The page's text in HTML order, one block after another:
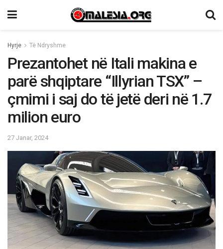
Hyrje Të Ndryshme
Prezantohet në Itali makina e
parë shqiptare “Illyrian TSX” –
çmimi i saj do të jetë deri në 1.7
milion euro
27 Janar, 2024